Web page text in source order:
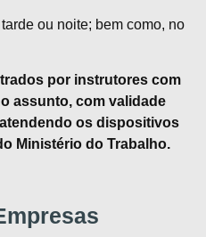
ou noite; bem como, no
por instrutores com
assunto, com validade
os dispositivos
Ministério do Trabalho.